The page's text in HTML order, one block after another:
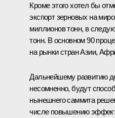
Кроме этого хотел бы
экспорт зерновых на
миллионов тонн, в
тонн. В основном 90
на рынки стран Азии,
Дальнейшему развитию
несомненно, будут
нынешнего саммита
числе повышению